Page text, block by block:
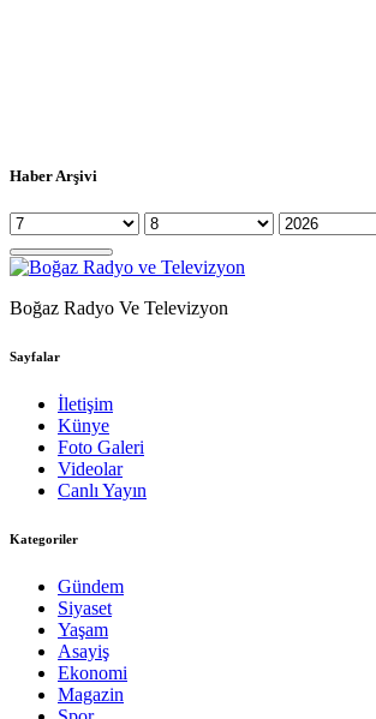
Haber Arşivi
Boğaz Radyo Ve Televizyon
Sayfalar
İletişim
Künye
Foto Galeri
Videolar
Canlı Yayın
Kategoriler
Gündem
Siyaset
Yaşam
Asayiş
Ekonomi
Magazin